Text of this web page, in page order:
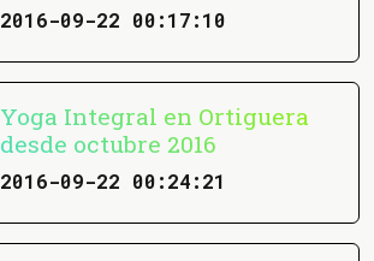
2016-09-22 00:17:10
Yoga Integral en Ortiguera
desde octubre 2016
2016-09-22 00:24:21